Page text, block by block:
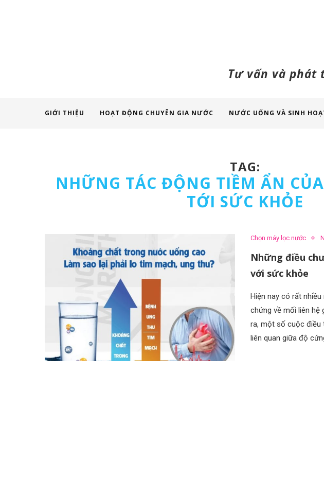
Tư vấn và phát
GIỚI THIỆU HOẠT ĐỘNG CHUYÊN GIA NƯỚC NƯỚC UỐNG VÀ SINH
TAG:
NHỮNG TÁC ĐỘNG TIỀM ẨN
TỚI SỨC KHỎE
Chọn máy lọc nước
Những điều
với sức khỏe
Hiện nay có rất
chứng về mối liên hệ
ra, một số cuộc điều
liên quan giữa độ